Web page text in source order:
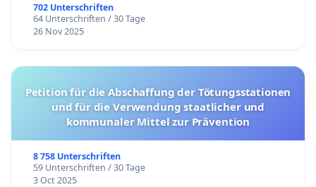
702 Unterschriften
64 Unterschriften / 30 Tage
26 Nov 2025
Petition für die Abschaffung der Tötungsstationen
und für die Verwendung staatlicher und
kommunaler Mittel zur Prävention
8 758 Unterschriften
59 Unterschriften / 30 Tage
3 Oct 2025